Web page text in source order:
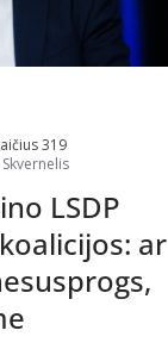
319
LSDP
ar